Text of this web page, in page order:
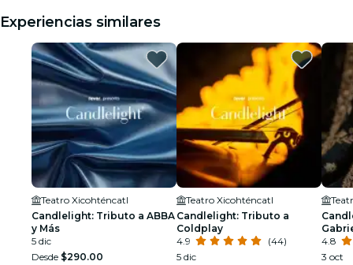
Experiencias similares
Teatro Xicohténcatl
Candlelight: Tributo a ABBA
y Más
5 dic
Desde $290.00
Teatro Xicohténcatl
Candlelight: Tributo a
Coldplay
4.9
(44)
5 dic
4.8
3 oct